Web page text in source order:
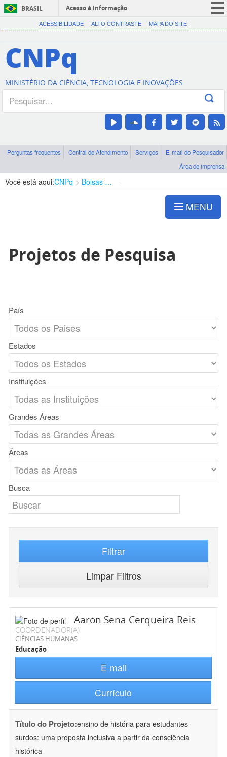
BRASIL
Acesso à informação
CORONAVÍRUS (COVID-19)
Canais
ACESSIBILIDADE ALTO CONTRASTE MAPA DO SITE
CNPq
MINISTÉRIO DA CIÊNCIA, TECNOLOGIA E INOVAÇÕES
Perguntas frequentes Central de Atendimento Serviços
E-mail do Pesquisador
Área de imprensa
Você está aqui:CNPq Bolsas e Auxílios Vigentes
MENU
Projetos de Pesquisa
País
Estados
Instituições
Grandes Áreas
Áreas
Busca
Filtrar
Limpar Filtros
Aaron Sena Cerqueira Reis
COORDENADOR(A)
CIÊNCIAS HUMANAS
Educação
E-mail
Currículo
Título do Projeto:ensino de história para estudantes
surdos: uma proposta inclusiva a partir da consciência
histórica